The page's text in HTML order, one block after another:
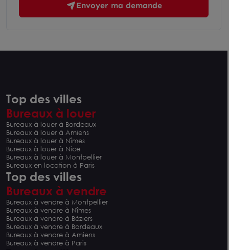
Envoyer ma demande
Top des villes
Bureaux à louer
Bureaux à louer à Bordeaux
Bureaux à louer à Amiens
Bureaux à louer à Nîmes
Bureaux à louer à Nice
Bureaux à louer à Montpellier
Bureaux en location à Paris
Top des villes
Bureaux à vendre
Bureaux à vendre à Montpellier
Bureaux à vendre à Nîmes
Bureaux à vendre à Béziers
Bureaux à vendre à Bordeaux
Bureaux à vendre à Amiens
Bureaux à vendre à Paris